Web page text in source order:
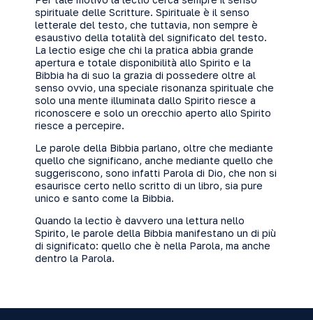
spirituale delle Scritture. Spirituale è il senso
letterale del testo, che tuttavia, non sempre è
esaustivo della totalità del significato del testo.
La lectio esige che chi la pratica abbia grande
apertura e totale disponibilità allo Spirito e la
Bibbia ha di suo la grazia di possedere oltre al
senso ovvio, una speciale risonanza spirituale che
solo una mente illuminata dallo Spirito riesce a
riconoscere e solo un orecchio aperto allo Spirito
riesce a percepire.
Le parole della Bibbia parlano, oltre che mediante
quello che significano, anche mediante quello che
suggeriscono, sono infatti Parola di Dio, che non si
esaurisce certo nello scritto di un libro, sia pure
unico e santo come la Bibbia.
Quando la lectio è davvero una lettura nello
Spirito, le parole della Bibbia manifestano un di più
di significato: quello che è nella Parola, ma anche
dentro la Parola.